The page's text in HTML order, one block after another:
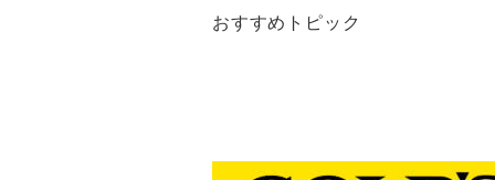
おすすめトピック